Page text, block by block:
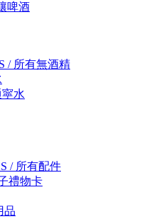
啤酒
/ 所有無酒精
水
/ 所有配件
禮物卡
品